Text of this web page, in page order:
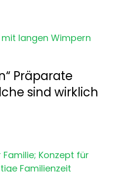
Präparate
sind wirklich